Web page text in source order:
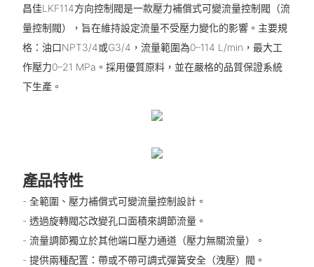
昌佳LKF114方向控制閥是一款壓力補償式可變流量控制閥（流
量控制閥），旨在維持設定流量不受壓力變化的影響。主要規
格：油口NPT3/4或G3/4，流量範圍為0–114 L/min，最大工
作壓力0–21 MPa。採用優質原料，並在嚴格的品質保證系統
下生產。
產品特性
- 全範圍、壓力補償式可變流量控制設計。
- 透過旋轉閥芯改變孔口面積來調節流量。
- 流量調節獨立於其他端口壓力通道（壓力無關流量）。
- 提供兩種配置：帶或不帶可調式彈簧安全（洩壓）閥。